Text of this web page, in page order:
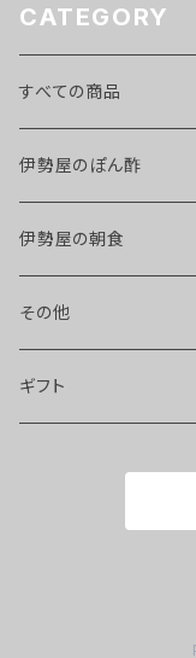
CATEGORY
すべての商品
伊勢屋のぽん酢
伊勢屋の朝食
その他
ギフト